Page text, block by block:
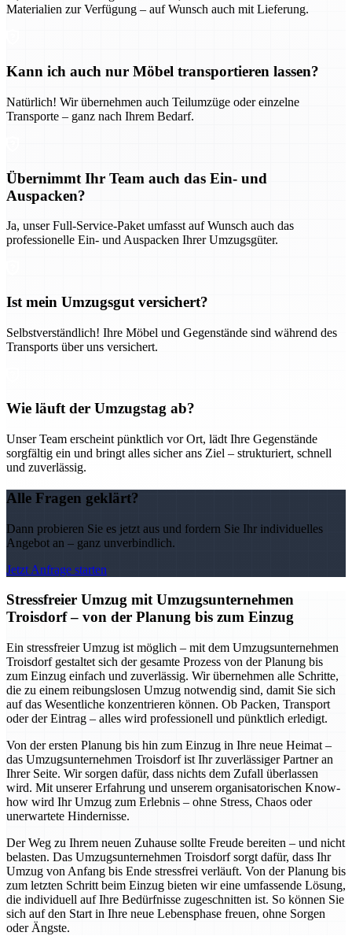
Materialien zur Verfügung – auf Wunsch auch mit Lieferung.
Kann ich auch nur Möbel transportieren lassen?
Natürlich! Wir übernehmen auch Teilumzüge oder einzelne
Transporte – ganz nach Ihrem Bedarf.
Übernimmt Ihr Team auch das Ein- und
Auspacken?
Ja, unser Full-Service-Paket umfasst auf Wunsch auch das
professionelle Ein- und Auspacken Ihrer Umzugsgüter.
Ist mein Umzugsgut versichert?
Selbstverständlich! Ihre Möbel und Gegenstände sind während des
Transports über uns versichert.
Wie läuft der Umzugstag ab?
Unser Team erscheint pünktlich vor Ort, lädt Ihre Gegenstände
sorgfältig ein und bringt alles sicher ans Ziel – strukturiert, schnell
und zuverlässig.
Alle Fragen geklärt?
Dann probieren Sie es jetzt aus und fordern Sie Ihr individuelles
Angebot an – ganz unverbindlich.
Jetzt Anfrage starten
Stressfreier Umzug mit Umzugsunternehmen
Troisdorf – von der Planung bis zum Einzug
Ein stressfreier Umzug ist möglich – mit dem Umzugsunternehmen
Troisdorf gestaltet sich der gesamte Prozess von der Planung bis
zum Einzug einfach und zuverlässig. Wir übernehmen alle Schritte,
die zu einem reibungslosen Umzug notwendig sind, damit Sie sich
auf das Wesentliche konzentrieren können. Ob Packen, Transport
oder der Eintrag – alles wird professionell und pünktlich erledigt.
Von der ersten Planung bis hin zum Einzug in Ihre neue Heimat –
das Umzugsunternehmen Troisdorf ist Ihr zuverlässiger Partner an
Ihrer Seite. Wir sorgen dafür, dass nichts dem Zufall überlassen
wird. Mit unserer Erfahrung und unserem organisatorischen Know-
how wird Ihr Umzug zum Erlebnis – ohne Stress, Chaos oder
unerwartete Hindernisse.
Der Weg zu Ihrem neuen Zuhause sollte Freude bereiten – und nicht
belasten. Das Umzugsunternehmen Troisdorf sorgt dafür, dass Ihr
Umzug von Anfang bis Ende stressfrei verläuft. Von der Planung bis
zum letzten Schritt beim Einzug bieten wir eine umfassende Lösung,
die individuell auf Ihre Bedürfnisse zugeschnitten ist. So können Sie
sich auf den Start in Ihre neue Lebensphase freuen, ohne Sorgen
oder Ängste.